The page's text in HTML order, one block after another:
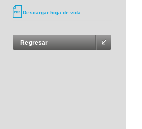
Descargar hoja de vida
Regresar